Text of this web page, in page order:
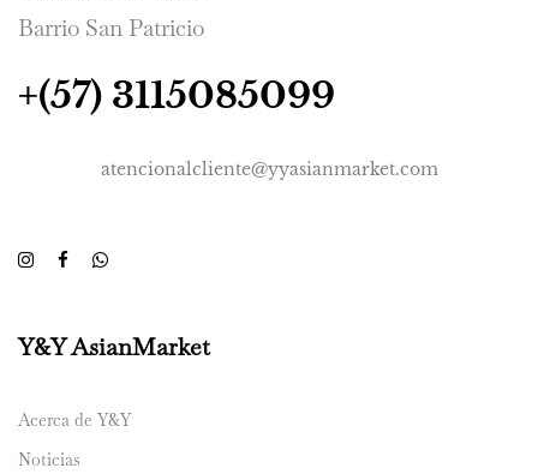
Barrio San Patricio
+(57) 3115085099
atencionalcliente@yyasianmarket.com
Y&Y AsianMarket
Acerca de Y&Y
Noticias